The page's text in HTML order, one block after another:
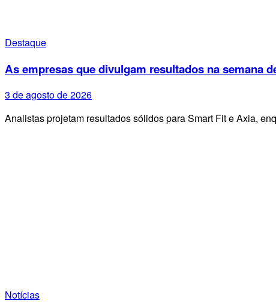
Destaque
As empresas que divulgam resultados na semana
3 de agosto de 2026
Analistas projetam resultados sólidos para Smart Fit e Axia,
Notícias